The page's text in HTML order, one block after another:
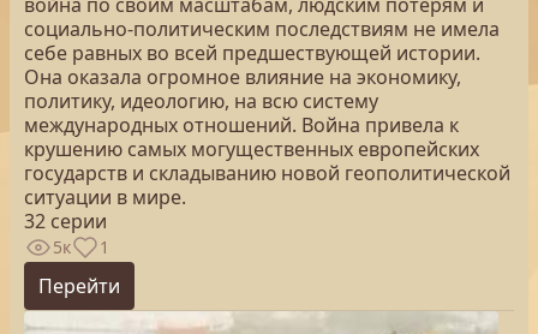
социально-политическим последствиям не имела
себе равных во всей предшествующей истории.
Она оказала огромное влияние на экономику,
политику, идеологию, на всю систему
международных отношений. Война привела к
крушению самых могущественных европейских
государств и складыванию новой геополитической
ситуации в мире.
32 серии
5к 1
Перейти